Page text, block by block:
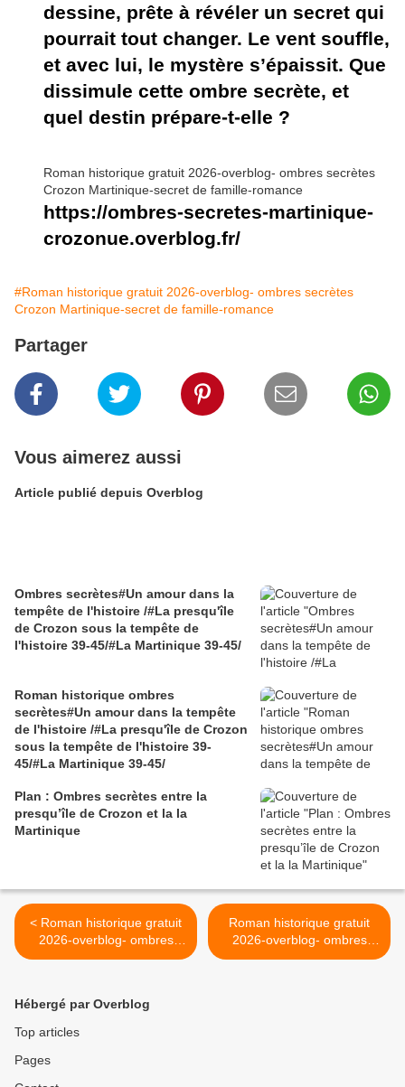
dessine, prête à révéler un secret qui
pourrait tout changer. Le vent souffle,
et avec lui, le mystère s’épaissit. Que
dissimule cette ombre secrète, et
quel destin prépare-t-elle ?
Roman historique gratuit 2026-overblog- ombres secrètes
Crozon Martinique-secret de famille-romance
https://ombres-secretes-martinique-
crozonue.overblog.fr/
#Roman historique gratuit 2026-overblog- ombres secrètes
Crozon Martinique-secret de famille-romance
Partager
Vous aimerez aussi
Article publié depuis Overblog
Ombres secrètes#Un amour dans la
tempête de l'histoire /#La presqu'île
de Crozon sous la tempête de
l'histoire 39-45/#La Martinique 39-45/
Roman historique ombres
secrètes#Un amour dans la tempête
de l'histoire /#La presqu'île de Crozon
sous la tempête de l'histoire 39-
45/#La Martinique 39-45/
Plan : Ombres secrètes entre la
presqu’île de Crozon et la la
Martinique
< Roman historique gratuit
2026-overblog- ombres
secrètes Crozon
Roman historique gratuit
2026-overblog- ombres
secrètes Crozon
Hébergé par Overblog
Top articles
Pages